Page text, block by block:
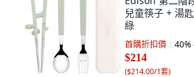
兒童筷子 + 湯
綠
首購折扣價 40%
$214
($214.00/1套)